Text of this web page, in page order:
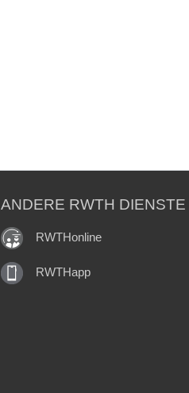
ANDERE RWTH DIENSTE
RWTHonline
RWTHapp